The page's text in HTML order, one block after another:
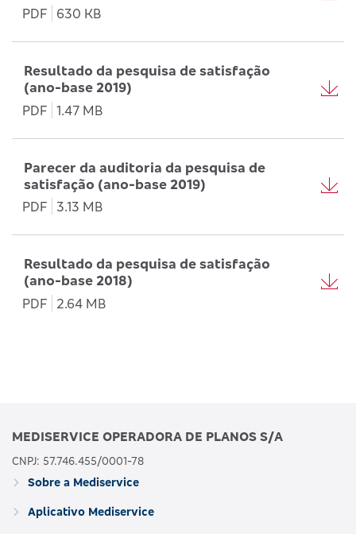
PDF
630 KB
Resultado da pesquisa de satisfação
(ano-base 2019)
PDF 1.47 MB
Parecer da auditoria da pesquisa de
satisfação (ano-base 2019)
PDF
3.13 MB
Resultado da pesquisa de satisfação
(ano-base 2018)
PDF
2.64 MB
MEDISERVICE OPERADORA DE PLANOS S/A
CNPJ: 57.746.455/0001-78
Sobre a Mediservice
Aplicativo Mediservice